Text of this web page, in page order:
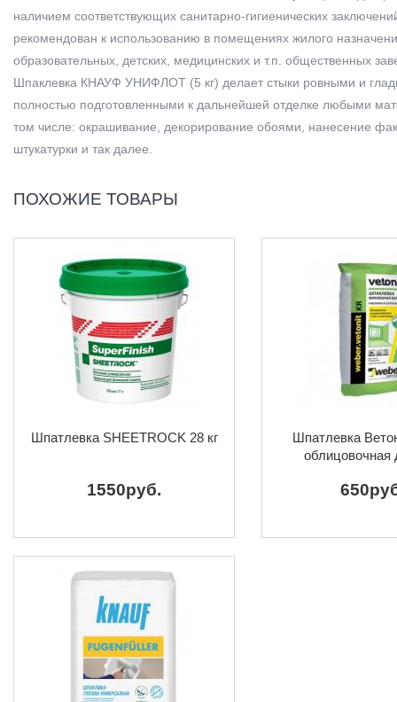
наличием соответствующих санитарно-гигиенических
рекомендован к использованию в помещениях жилого
образовательных, детских, медицинских и т.п. общественных
Шпаклевка КНАУФ УНИФЛОТ (5 кг) делает стыки ровными и
полностью подготовленными к дальнейшей отделке любыми
том числе: окрашивание, декорирование обоями, нанесение
штукатурки и так далее.
ПОХОЖИЕ ТОВАРЫ
Шпатлевка SHEETROCK 28 кг
1550руб.
Шпатлевка
облицовочная